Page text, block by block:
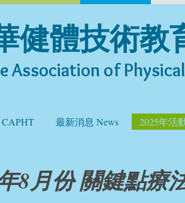
健體技術教
Association of
最新消息 News 2025年活
8月份 關鍵點療